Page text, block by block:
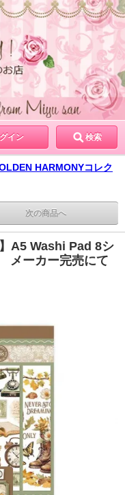
イン 検索
HARMONYコレク
次の商品へ
A5 Washi Pad 8シ
ーカー完売にて